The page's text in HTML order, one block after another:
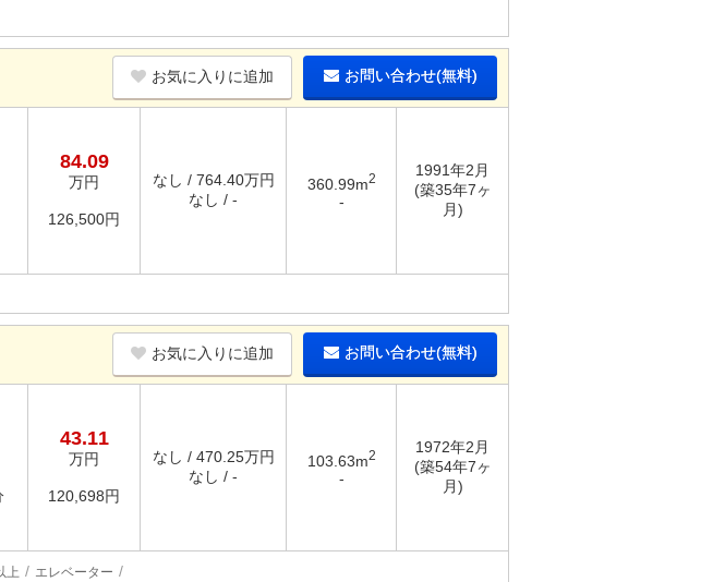
お気に入りに追加 お問い合わせ(無料)
84.09
万円
126,500円
なし / 764.40万円
なし / -
360.99m2
-
1991年2月
(築35年7ヶ
月)
お気に入りに追加 お問い合わせ(無料)
43.11
万円
120,698円
なし / 470.25万円
なし / -
103.63m2
-
1972年2月
(築54年7ヶ
月)
上 エレベーター